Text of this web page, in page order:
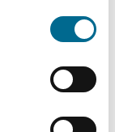
nutzen.